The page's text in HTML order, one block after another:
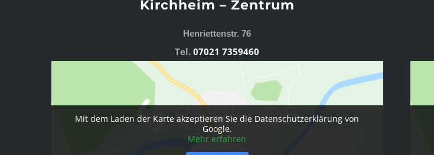
Kirchheim – Zentrum
Henriettenstr. 76
Tel.07021 7359460
Mit dem Laden der Karte akzeptieren Sie die Datenschutzerklärung von
Google.
Mehr erfahren